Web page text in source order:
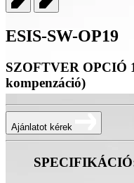
ESIS-SW-OP19
SZOFTVER OPCIÓ
kompenzáció)
Ajánlatot kérek